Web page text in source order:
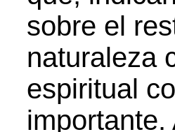
sobre el
naturaleza
espiritual